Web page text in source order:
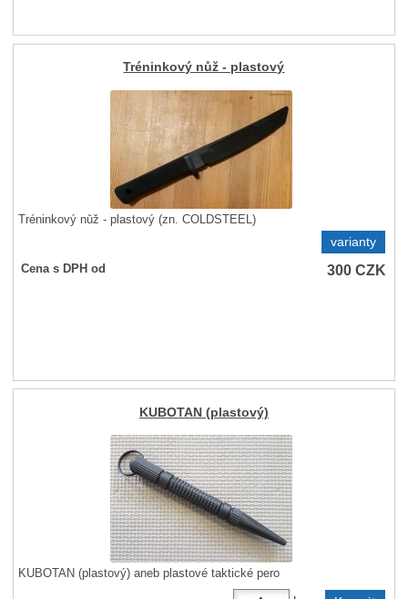
Tréninkový nůž - plastový
Tréninkový nůž - plastový (zn. COLDSTEEL)
varianty
Cena s DPH od 300CZK
KUBOTAN (plastový)
KUBOTAN (plastový) aneb plastové taktické pero